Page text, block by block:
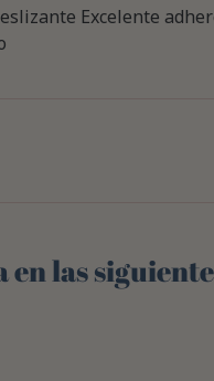
Excelente
las